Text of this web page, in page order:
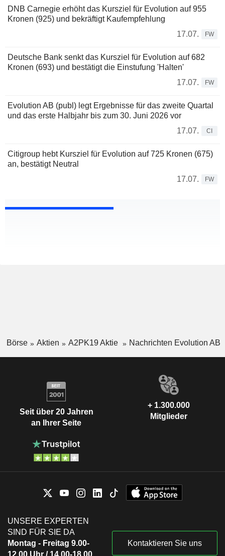
DNB Carnegie erhöht das Kursziel für Evolution auf 955
Kronen (925) und bekräftigt Kaufempfehlung
17.07.
FW
Deutsche Bank senkt das Kursziel für Evolution auf 682
Kronen (693) und bestätigt die Einstufung 'Halten'
17.07.
FW
Evolution AB (publ) legt Ergebnisse für das zweite Quartal
und das erste Halbjahr bis zum 30. Juni 2026 vor
17.07.
CI
Citigroup hebt Kursziel für Evolution auf 725 Kronen (675)
an, bestätigt Neutral
17.07.
FW
Börse Aktien A2PK19 Aktie Nachrichten Evolution AB
Seit über 20 Jahren
an Ihrer Seite
+ 1.300.000
Mitglieder
UNSERE EXPERTEN
SIND FÜR SIE DA
Montag - Freitag 9.00-
Kontaktieren Sie uns